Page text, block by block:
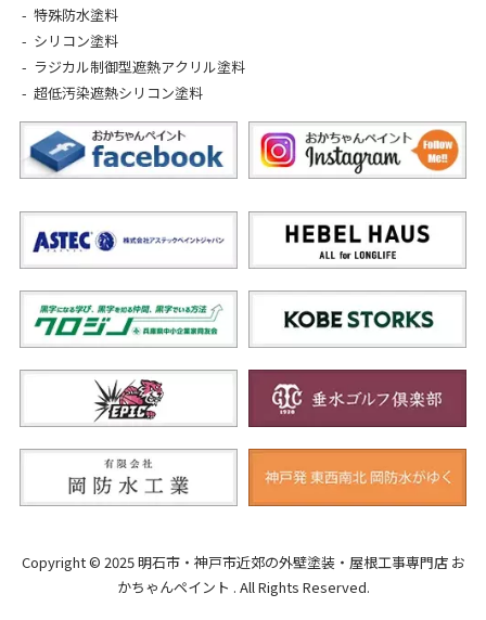
特殊防水塗料
シリコン塗料
ラジカル制御型遮熱アクリル塗料
超低汚染遮熱シリコン塗料
Copyright © 2025 明石市・神戸市近郊の外壁塗装・屋根工事専門店 お
かちゃんペイント . All Rights Reserved.